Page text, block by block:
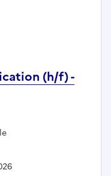
(h/f) -